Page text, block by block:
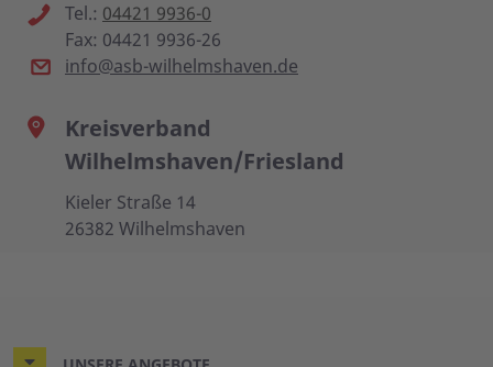
Tel.: 04421 9936-0
Fax: 04421 9936-26
info@asb-wilhelmshaven.de
Kreisverband
Wilhelmshaven/Friesland
Kieler Straße 14
26382 Wilhelmshaven